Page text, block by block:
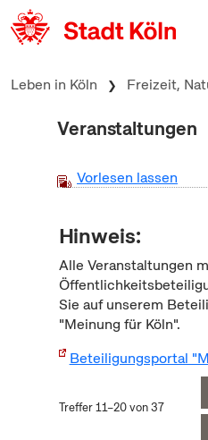
zum Inhalt springen
Leben in Köln Freizeit,
Veranstaltungen
Vorlesen lassen
Hinweis:
Alle Veranstaltungen
Sie auf unserem
"Meinung für Köln".
Beteiligungsportal
Treffer 11–20 von 37